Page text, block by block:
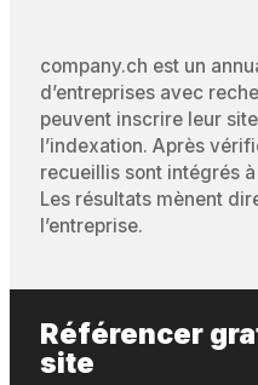
company.ch est un
d’entreprises avec
peuvent inscrire leur
l’indexation. Après
recueillis sont intégrés
Les résultats mènent
l’entreprise.
Référencer
site